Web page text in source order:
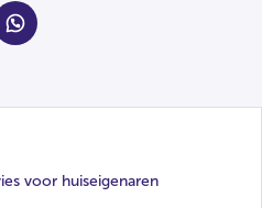
voor huiseigenaren